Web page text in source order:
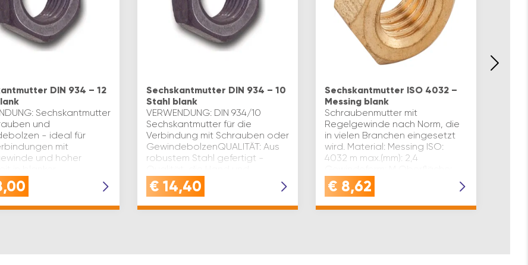
DIN 934 – 12
Sechskantmutter
und
- ideal für
mit
und hoher
aus robustem Stahl 
Sechskantmutter DIN 934 – 10
Stahl blank
VERWENDUNG: DIN 934/10
Sechskantmutter für die
Verbindung mit Schrauben oder
GewindebolzenQUALITÄT: Aus
robustem Stahl gefertigt -
Heimwerker schätzenVORTEIL:
Sechskantmutter…
€ 14,40
Sechskantmutter ISO 4032 –
Messing blank
Schraubenmutter mit
Regelgewinde nach Norm, die
in vielen Branchen eingesetzt
wird. Material: Messing ISO:
4032 m max.(mm): 2,4
blank d1(mm): 3 e mind.(mm): 6,01
s(mm): 5…
€ 8,62